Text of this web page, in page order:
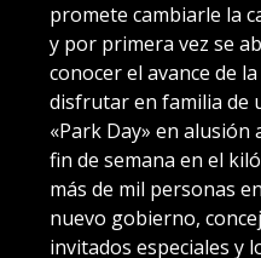
promete cambiarle la
y por primera vez se
conocer el avance de
disfrutar en familia de
«Park Day» en
fin de semana en el
más de mil personas
nuevo gobierno,
invitados especiales y